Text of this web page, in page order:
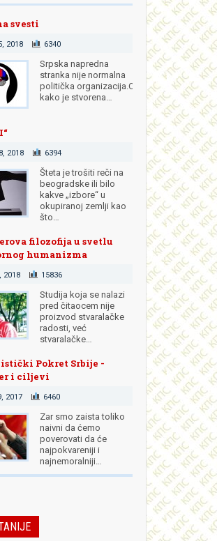
svesti
2018 6340
Srpska napredna
stranka nije normalna
politička organizacija.Od
kako je stvorena…
2018 6394
Šteta je trošiti reči na
beogradske ili bilo
kakve „izbore“ u
okupiranoj zemlji kao
što…
filozofija u svetlu
humanizma
2018 15836
Studija koja se nalazi
pred čitaocem nije
proizvod stvaralačke
radosti, već
stvaralačke…
Pokret Srbije -
i ciljevi
2017 6460
Zar smo zaista toliko
naivni da ćemo
poverovati da će
najpokvareniji i
najnemoralniji…